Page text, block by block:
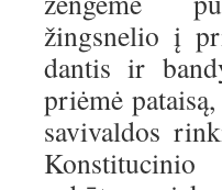
žingsnelio į
dantis ir
priėmė
savivaldos